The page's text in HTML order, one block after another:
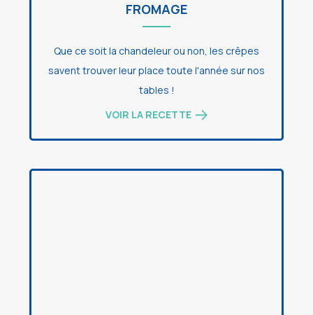
FROMAGE
Que ce soit la chandeleur ou non, les crêpes
savent trouver leur place toute l'année sur nos
tables !
VOIR LA RECETTE